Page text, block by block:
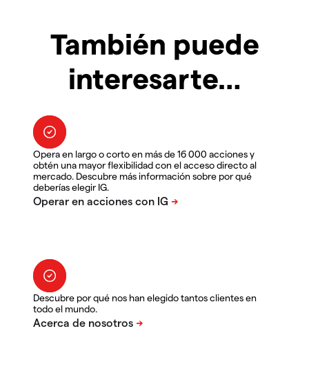
También puede
interesarte…
Opera en largo o corto en más de 16 000 acciones y
obtén una mayor flexibilidad con el acceso directo al
mercado. Descubre más información sobre por qué
deberías elegir IG.
Descubre por qué nos han elegido tantos clientes en
todo el mundo.